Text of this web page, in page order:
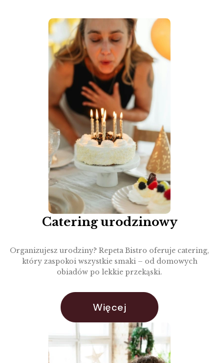
Catering urodzinowy
Organizujesz urodziny? Repeta Bistro oferuje catering,
który zaspokoi wszystkie smaki – od domowych
obiadów po lekkie przekąski.
Więcej